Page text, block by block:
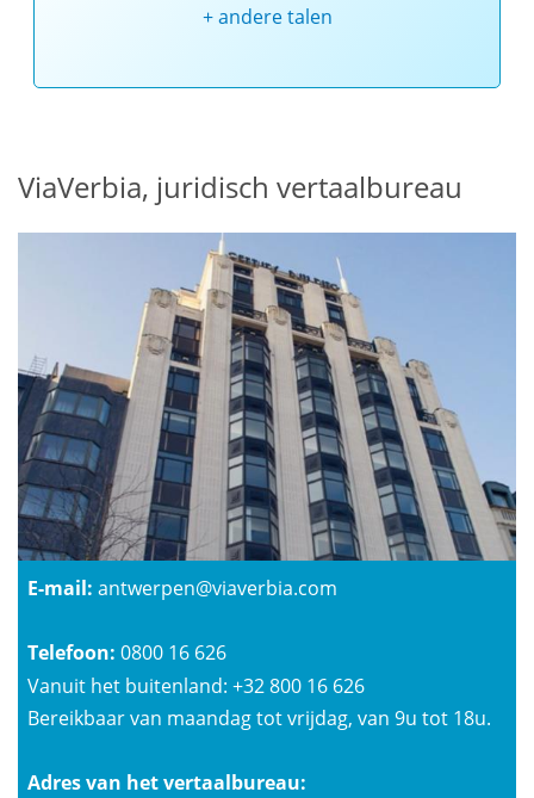
+ andere talen
ViaVerbia, juridisch vertaalbureau
E-mail: antwerpen@viaverbia.com
Telefoon: 0800 16 626
Vanuit het buitenland: +32 800 16 626
Bereikbaar van maandag tot vrijdag, van 9u tot 18u.
Adres van het vertaalbureau: